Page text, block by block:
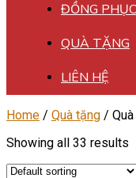
ĐỒNG PHỤC
QUÀ TẶNG
LIÊN HỆ
Home / Quà tặng /
Showing all 33 results